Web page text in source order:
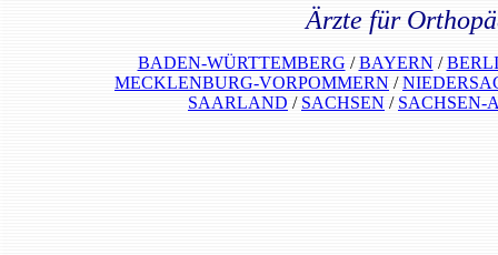
Ärzte für
BADEN-WÜRTTEMBERG /BAYERN/
MECKLENBURG-VORPOMMERN /
SAARLAND / SACHSEN / SACHSEN-